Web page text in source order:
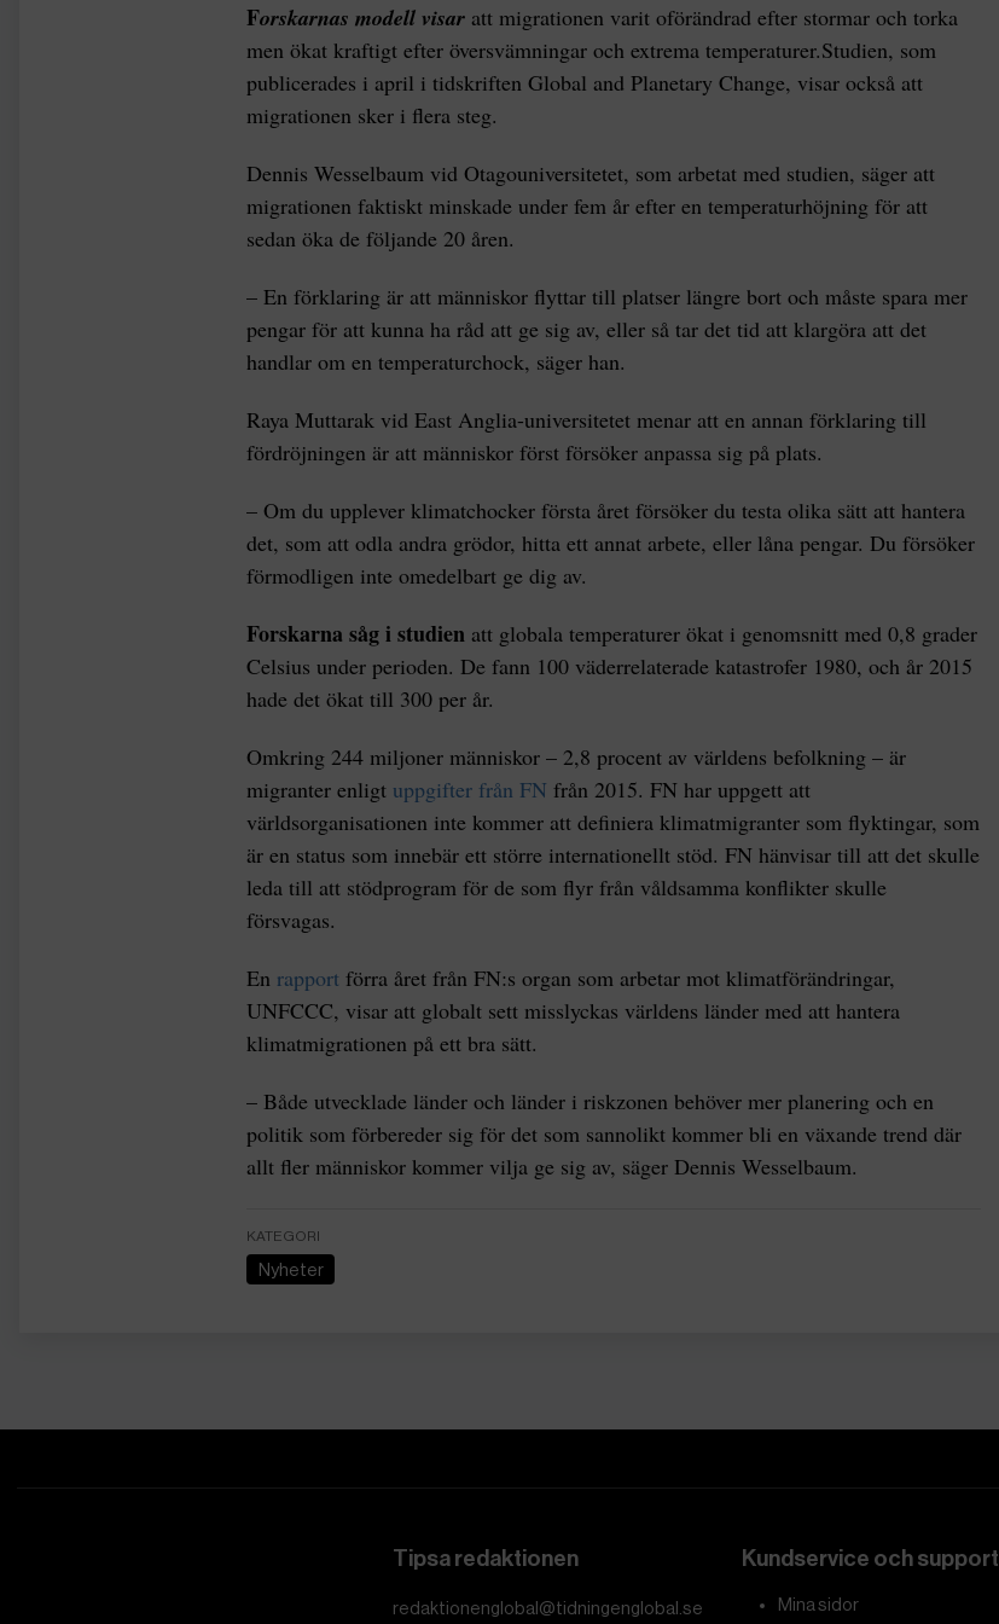
Forskarnas modell visar att migrationen varit oförändrad efter stormar och torka
men ökat kraftigt efter översvämningar och extrema temperaturer.Studien, som
publicerades i april i tidskriften Global and Planetary Change, visar också att
migrationen sker i flera steg.
Dennis Wesselbaum vid Otagouniversitetet, som arbetat med studien, säger att
migrationen faktiskt minskade under fem år efter en temperaturhöjning för att
sedan öka de följande 20 åren.
– En förklaring är att människor flyttar till platser längre bort och måste spara mer
pengar för att kunna ha råd att ge sig av, eller så tar det tid att klargöra att det
handlar om en temperaturchock, säger han.
Raya Muttarak vid East Anglia-universitetet menar att en annan förklaring till
fördröjningen är att människor först försöker anpassa sig på plats.
– Om du upplever klimatchocker första året försöker du testa olika sätt att hantera
det, som att odla andra grödor, hitta ett annat arbete, eller låna pengar. Du försöker
förmodligen inte omedelbart ge dig av.
Forskarna såg i studien att globala temperaturer ökat i genomsnitt med 0,8 grader
Celsius under perioden. De fann 100 väderrelaterade katastrofer 1980, och år 2015
hade det ökat till 300 per år.
Omkring 244 miljoner människor – 2,8 procent av världens befolkning – är
migranter enligt uppgifter från FN från 2015. FN har uppgett att
världsorganisationen inte kommer att definiera klimatmigranter som flyktingar, som
är en status som innebär ett större internationellt stöd. FN hänvisar till att det skulle
leda till att stödprogram för de som flyr från våldsamma konflikter skulle
försvagas.
En rapport förra året från FN:s organ som arbetar mot klimatförändringar,
UNFCCC, visar att globalt sett misslyckas världens länder med att hantera
klimatmigrationen på ett bra sätt.
– Både utvecklade länder och länder i riskzonen behöver mer planering och en
politik som förbereder sig för det som sannolikt kommer bli en växande trend där
allt fler människor kommer vilja ge sig av, säger Dennis Wesselbaum.
KATEGORI
Nyheter
Tipsa redaktionen
redaktionenglobal@tidningenglobal.se
Kundservice och support
Mina sidor